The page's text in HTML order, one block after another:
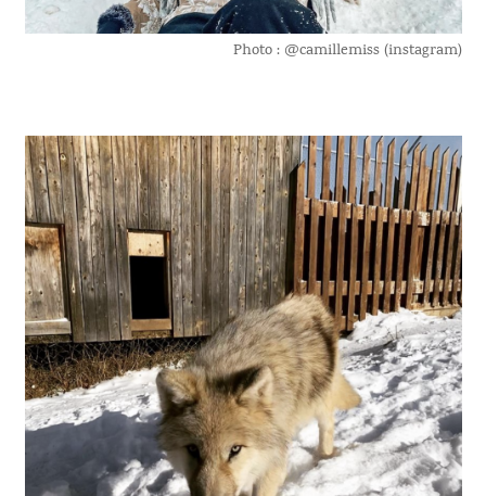
Photo : @camillemiss (instagram)